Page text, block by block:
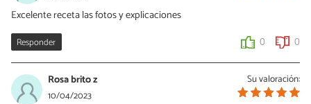
Excelente receta las fotos y explicaciones
Responder 0 0
Su valoración:
Rosa brito z
10/04/2023